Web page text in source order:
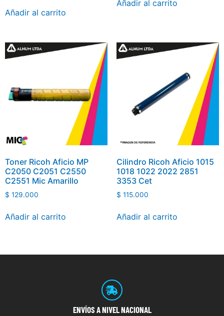
Añadir al carrito
Añadir al carrito
Toner Ricoh Aficio MP
C2050 C2051 C2550
C2551 Mic Amarillo
$ 129.000
Añadir al carrito
Cilindro Ricoh Aficio 1015
1018 1022 2022 2851
3353 Cet
$ 115.000
Añadir al carrito
ENVÍOS A NIVEL NACIONAL